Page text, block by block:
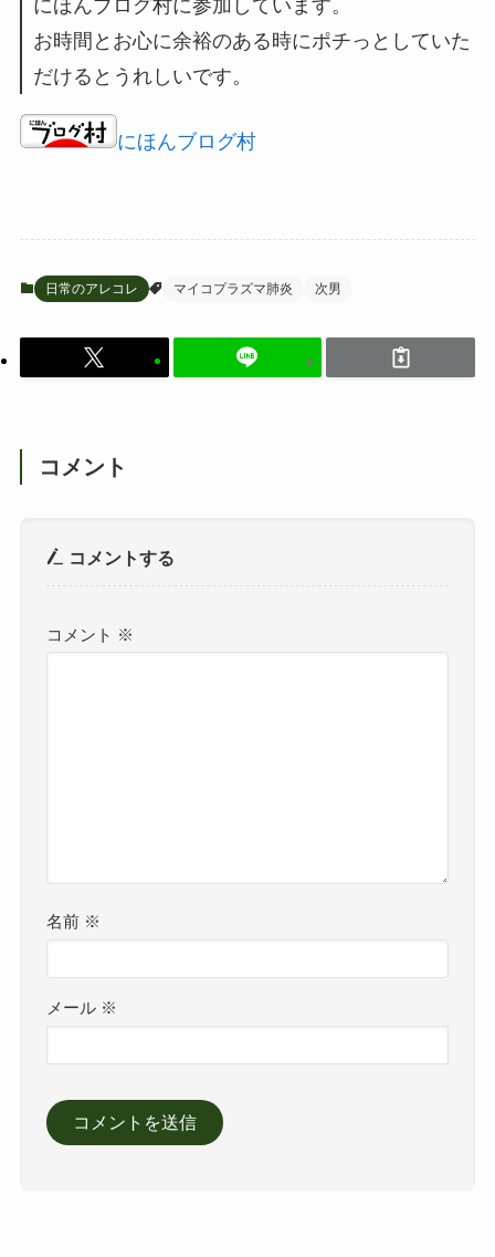
にほんブログ村に参加しています。
お時間とお心に余裕のある時にポチっとしていた
だけるとうれしいです。
にほんブログ村
日常のアレコレ マイコプラズマ肺炎 次男
コメント
コメントする
コメント ※
名前 ※
メール ※